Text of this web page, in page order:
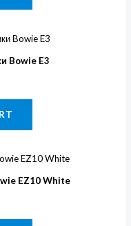
Bowie E3
EZ10 White